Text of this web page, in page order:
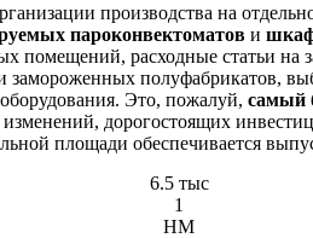
производства на
пароконвектоматов и
помещений, расходные статьи на
полуфабрикатов,
оборудования. Это, пожалуй, самый
изменений, дорогостоящих
площади обеспечивается
6.5 тыс
1
HM